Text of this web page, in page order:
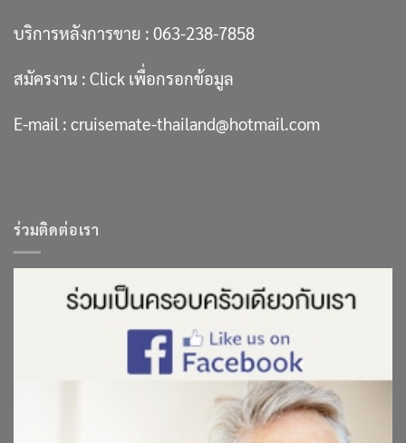
บริการหลังการขาย : 063-238-7858
สมัครงาน : Click เพื่อกรอกข้อมูล
E-mail : cruisemate-thailand@hotmail.com
ร่วมติดต่อเรา